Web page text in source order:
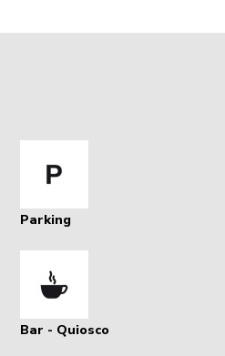
Parking
Bar - Quiosco